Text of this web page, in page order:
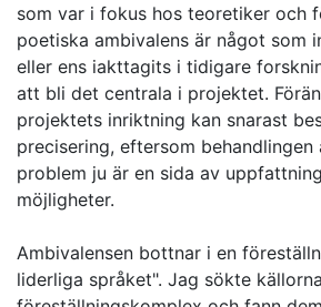
som var i fokus hos teoretiker och
poetiska ambivalens är något som
eller ens iakttagits i tidigare
att bli det centrala i projektet.
projektets inriktning kan snarast
precisering, eftersom behandlingen
problem ju är en sida av
möjligheter.
Ambivalensen bottnar i en
liderliga språket". Jag sökte